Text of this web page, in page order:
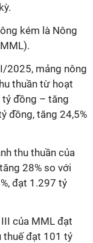
kém là Nông
2025, mảng nông
thuần từ hoạt
tỷ đồng – tăng
đồng, tăng 24,5%
thu thuần của
28% so với
đạt 1.297 tỷ
của MML đạt
thuế đạt 101 tỷ